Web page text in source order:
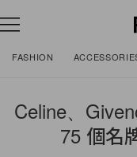
FASHION
Celine、
75 個名